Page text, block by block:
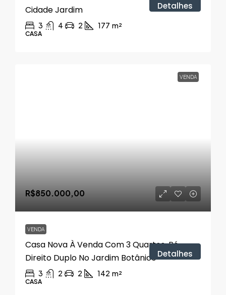
Cidade Jardim
3 4 2 177 m²
CASA
Detalhes
VENDA
R$850.000,00
VENDA
Casa Nova À Venda Com 3 Quartos, Pé-
Direito Duplo No Jardim Botânico
3 2 2 142 m²
CASA
Detalhes